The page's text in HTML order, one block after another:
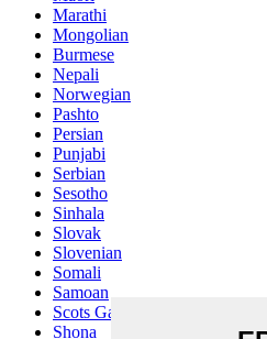
Marathi
Mongolian
Burmese
Nepali
Norwegian
Pashto
Persian
Punjabi
Serbian
Sesotho
Sinhala
Slovak
Slovenian
Somali
Samoan
Scots Gaelic
Shona